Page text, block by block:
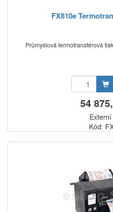
FX810e
Průmyslová termotransférová
54
Kód: